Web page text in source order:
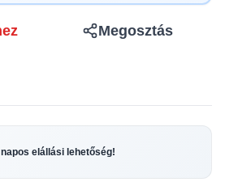
Megosztás
elállási lehetőség!